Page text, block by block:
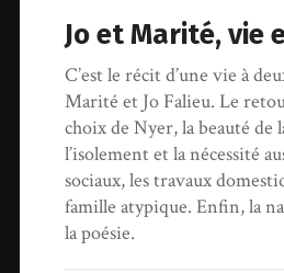
Jo et Marité, vie
C’est le récit d’une vie à
Marité et Jo Falieu. Le
choix de Nyer, la beauté de
l’isolement et la nécessité
sociaux, les travaux
famille atypique. Enfin, la
la poésie.